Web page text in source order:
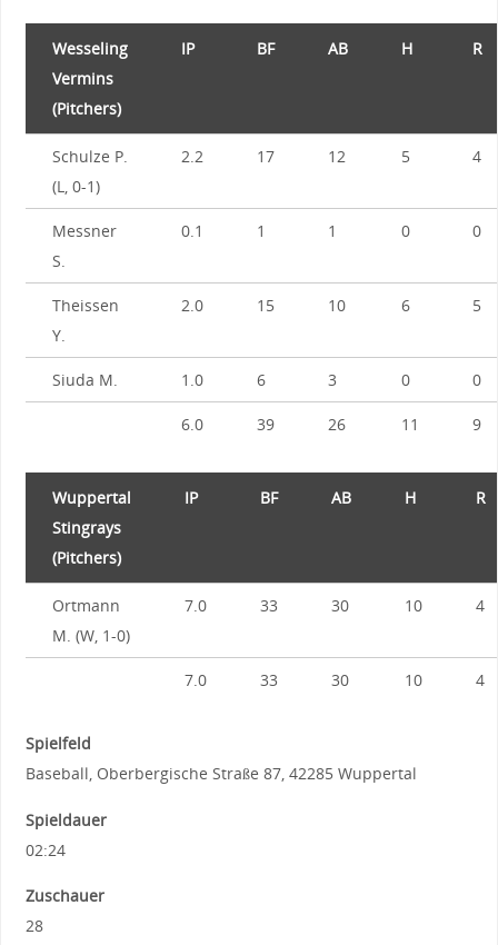
Wesseling
Vermins
(Pitchers)
IP BF AB H R
Schulze P.
(L, 0-1)
2.2 17 12 5 4
Messner
S.
0.1 1 1 0 0
Theissen
Y.
2.0 15 10 6 5
Siuda M. 1.0 6 3 0 0
6.0 39 26 11 9
Wuppertal
Stingrays
(Pitchers)
IP BF AB H R
Ortmann
M. (W, 1-0)
7.0 33 30 10 4
7.0 33 30 10 4
Spielfeld
Baseball, Oberbergische Straße 87, 42285 Wuppertal
Spieldauer
02:24
Zuschauer
28